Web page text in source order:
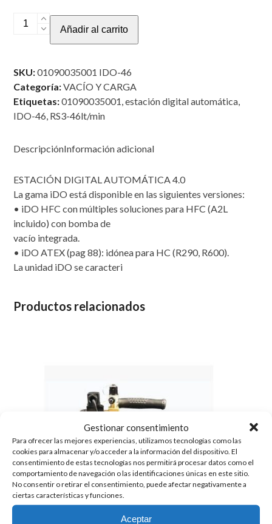
Gestionar consentimiento
Para ofrecer las mejores experiencias, utilizamos tecnologías como las
cookies para almacenar y/o acceder a la información del dispositivo. El
consentimiento de estas tecnologías nos permitirá procesar datos como el
comportamiento de navegación o las identificaciones únicas en este sitio.
No consentir o retirar el consentimiento, puede afectar negativamente a
ciertas características y funciones.
Aceptar
ESTACIÓN
DIGITAL
BOMBA
46
L/M
cantidad
Añadir al carrito
SKU:01090035001 IDO-46
Categoría:VACÍO Y CARGA
Etiquetas:01090035001,estación digital automática,
IDO-46, RS3-46lt/min
DescripciónInformación adicional
ESTACIÓN DIGITAL AUTOMÁTICA 4.0
La gama iDO está disponible en las siguientes versiones:
• iDO HFC con múltiples soluciones para HFC (A2L
incluido) con bomba de
vacío integrada.
• iDO ATEX (pag 88): idónea para HC (R290, R600).
La unidad iDO se caracteri
Productos relacionados